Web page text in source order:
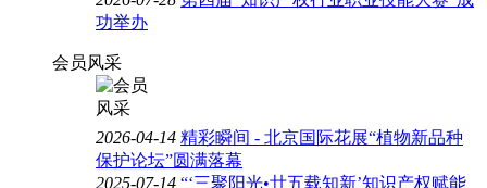
功举办
会员风采
2026-04-14 精彩瞬间 - 北京国际花展“植物新品种
保护论坛”圆满落幕
2025-07-14 “‘三聚阳光•廿五载知新’知识产权赋能